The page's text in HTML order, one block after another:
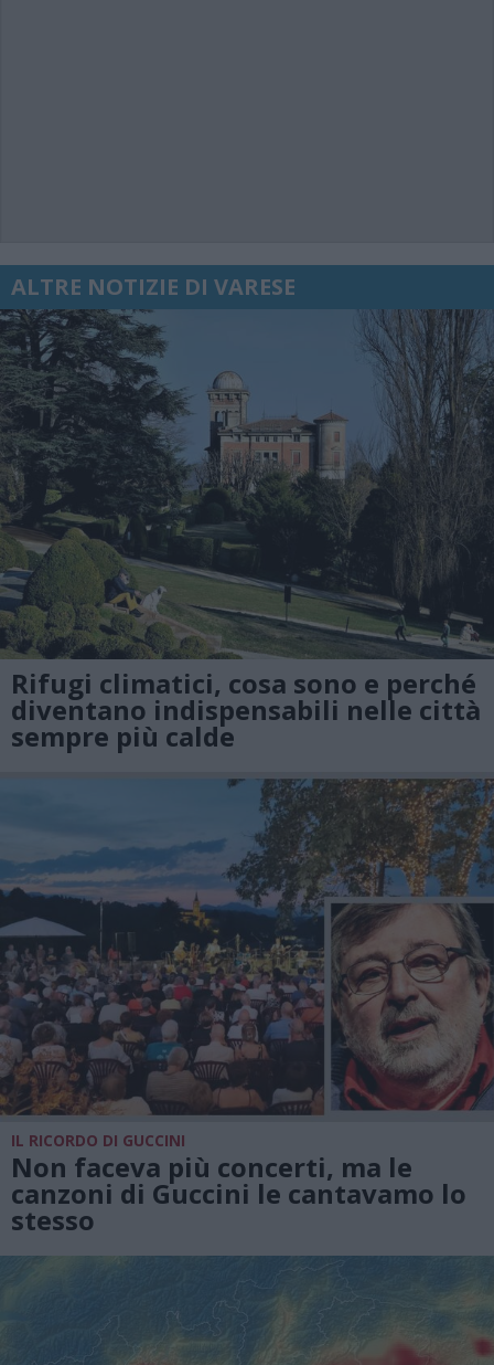
ALTRE NOTIZIE DI VARESE
Rifugi climatici, cosa sono e perché
diventano indispensabili nelle città
sempre più calde
IL RICORDO DI GUCCINI
Non faceva più concerti, ma le
canzoni di Guccini le cantavamo lo
stesso